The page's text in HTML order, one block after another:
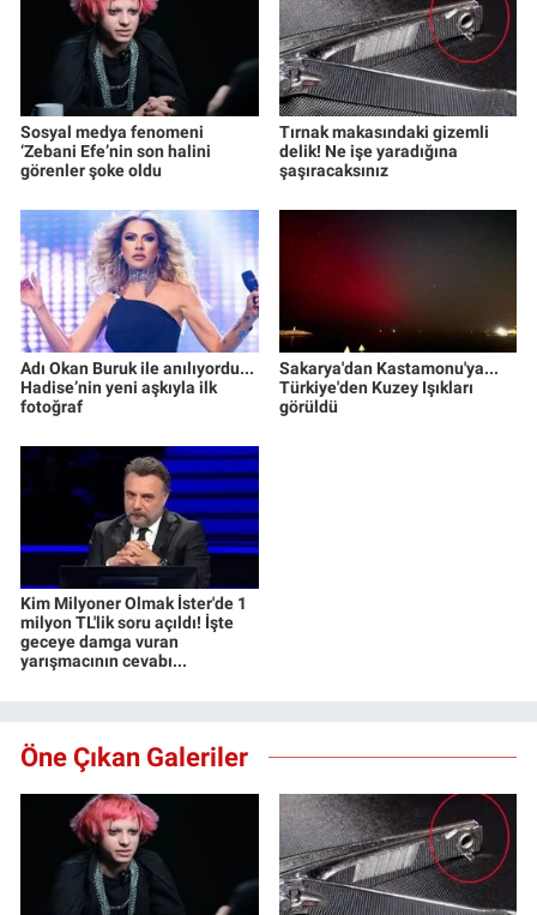
Sosyal medya fenomeni
‘Zebani Efe’nin son halini
görenler şoke oldu
Tırnak makasındaki gizemli
delik! Ne işe yaradığına
şaşıracaksınız
Adı Okan Buruk ile anılıyordu...
Hadise’nin yeni aşkıyla ilk
fotoğraf
Sakarya'dan Kastamonu'ya...
Türkiye'den Kuzey Işıkları
görüldü
Kim Milyoner Olmak İster'de 1
milyon TL'lik soru açıldı! İşte
geceye damga vuran
yarışmacının cevabı...
Öne Çıkan Galeriler